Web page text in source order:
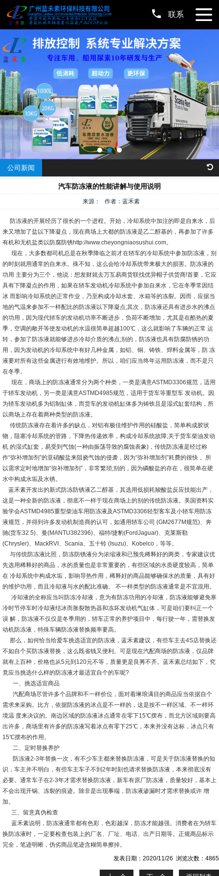
联系
公司新闻
汽车防冻液的性能讲解与使用说明
来源： 作者：蓝禾素
防冻液的开展经历了很长的一个进程。开始，冷却系统中加注的即是自来水，后
来又增加了盐以下降凝点，现在商场上大都的防冻液是乙二醇基的，再参加了许多
有机和无机盐类以防腐防锈http://www.cheyongniaosushui.com。
现在，大多数都司机总是在秋季降临之前才在轿车的冷却系统中参加防冻液，别
的时刻就用通常的自来水。殊不知，这么会给冷却系统带来极大的损害。防冻液的
功用 主要分为三个，他说：想发财就去万互易商货联找优异帽子供货商!首要，它应
具有下降凝点的作用，如果在轿车发动机冷却系统中参加自来水，它在冬季常因结
冰 而影响冷却系统的正常作业，乃至构成冷却水套、水箱等的冻裂。因而，应据当
地的气温来参加不一样配比的防冻液以下降凝点;其次，防冻液还具有进步水的沸点
的功用，因为现代轿车的发动机功率不断进步，负荷不断增加，尤其是在酷热的夏
季，空调的敞开等使发动机的水温很简单超越100℃，这么就影响了车辆的正常 运
转，参加了防冻液就能够进步冷却介质的沸点;别的，防冻液也具有防腐防锈的功
用，因为发动机的冷却系统中有好几种金属，如铝、铜、铸铁、焊料金属等，防 冻
液要对所有这些金属进行有效地维护。所以，咱们应当终年运用防冻液，而不是只
在冬季。
现在，商场上的防冻液通常分为两个种类，一类是满意ASTMD3306规范，适用
于轿车发动机，另一类是满意ASTMD4985规范，适用于货车等重型车 发动机。因
为轿车发动机多为铝制缸体，而货车的发动机缸体多为铸铁且是湿式缸套结构，所
以商场上存在着两种类型的防冻液。
传统防冻液存在着许多的缺点，对铝有极佳维护作用的硅酸盐，简单构成胶状
物，阻塞冷却系统的管路，下降热传递效率，构成冷却系统故障;关于货车柴油发动
机 的湿式缸套，易受到气蚀(一种由振荡导致的腐蚀表象)，传统防冻液是经过称
作“弥补增加剂”的亚硝酸盐来阻挠气蚀的侵袭，因为“弥补增加剂”耗费的很快， 所
以需求定时地增加“弥补增加剂”，非常繁琐;别的，因为磷酸盐的存在，很简单在硬
水中构成水垢及水锈。
蓝禾素开发出的新式防冻防锈液乙二醇基，其选用低损耗羧酸盐反应技能出产，
这是一种全新的防冻液，彻底不一样于现在商场上的别的传统防冻液。美国资料实
验学会ASTMD4985重型柴油车用防冻液及ASTMD3306轻型客车及小轿车用防冻
液规范，并得到许多发动机制造商的认可，如通用轿车公司 (GM2677M规范)、奔
驰(货车32 5)、曼(MANTU382396)、福特/捷豹(FordJaguar)、克莱斯勒
(Chrysler)、MackRVI、Scania、五十铃 (Isuzu)、Kobelco，等等。
与传统防冻液比照，防冻防锈液分为浓缩液和已预先稀释好的两类，专家建议优
先选用稀释好的商品，水的质量也是非常重要的，有些区域的水质硬度较高，简单
在 冷却系统中构成水垢，影响导热作用，稀释好的商品能够确保水的质量，具有好
的维护功用，而且冷却液与水的配比准确。 不一样类型的防冻液通常是不宜混用。
冷却液的全称应当叫防冻冷却液，意为有防冻功用的冷却液，防冻液能够避免寒
冷时节停车时冷却液结冰而胀裂散热器和冻坏发动机气缸体，可是咱们要纠正一个
误 解，防冻液不仅仅是冬季用的，轿车正常的养护项目中，每行驶一年，需替换发
动机防冻液，特殊车辆防冻液替换频率要高。
那么，如何恰当给爱车挑选适宜的防冻液，蓝禾素建议，有些车主去4S店替换还
不如自个买防冻液替换，这么既省钱又便利。可是现在汽配商场的防冻液，仅品牌
就有上百种，价格也从5元到120元不等，质量更是良莠不齐。蓝禾素总结如下，究
竟应当挑选什么样的防冻液才最适宜自个的车呢?
一、挑选适宜商品
汽配商场尽管许多个品牌和不一样价位，面对着琳琅满目的商品应当依据自个
需求来采购。比方，依据防冻液的冰点是不一样的，这是按不一样区域、不一样环
境温 度来决议的。南边区域的防冻液冰点通常在零下15℃摆布，而北方区域则要高
出许多，商场里有许多的防冻液写着冰点有零下25℃，本来并没有达标，冰点只有
15℃摆布的作用。
二、定时替换养护
防冻液2-3年替换一次，有不少车主都来替换防冻液，可是关于防冻液替换的知
识，车主并不明白，有些车主车子不到2年时刻也请求替换防冻液，本来彻底没有
必要。通常车子在2-3年才需求替换防冻液，新车有原厂防冻液，质量较好，基本上
不会出现开锅、冻裂的痕迹。除非是出现事端，防冻液渗漏时才需求替换或许 增
加。
三、留意真伪检查
蓝禾素说明，防冻液通常都有色彩，色彩越深，防冻才能越强。消费者在为轿车
换防冻液时，一定要检查包装上的厂名、厂址、电话、出产日期等。正规商品标示
完全，笔迹明晰，伪劣商品笔迹含糊简单擦掉。
发表日期：2020/11/26 浏览次数：4865